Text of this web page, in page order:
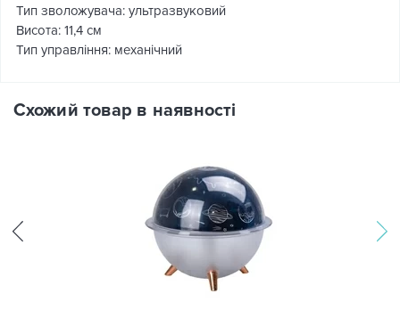
Тип зволожувача: ультразвуковий
Висота: 11,4 см
Тип управління: механічний
Схожий товар в наявності